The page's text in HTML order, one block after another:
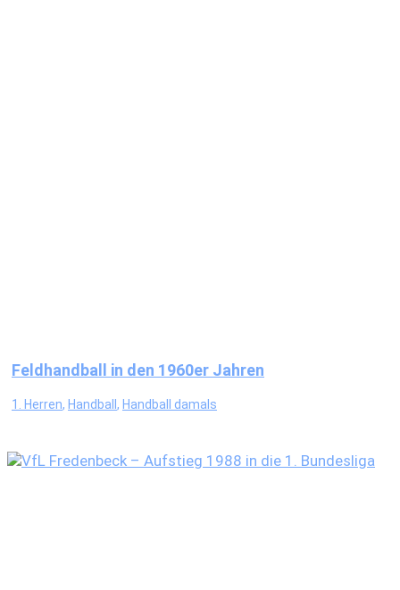
Feldhandball in den 1960er Jahren
1. Herren, Handball, Handball damals